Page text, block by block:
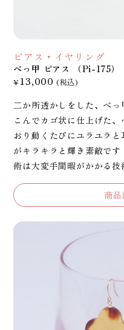
ピアス・イヤリング
べっ甲 ピアス （Pi-175）
¥13,000 (税込)
二か所透かしをした、べ
こんでカゴ状に仕上げた
おり動くたびにユラユラ
がキラキラと輝き素敵で
術は大変手間暇がかかる技
商品